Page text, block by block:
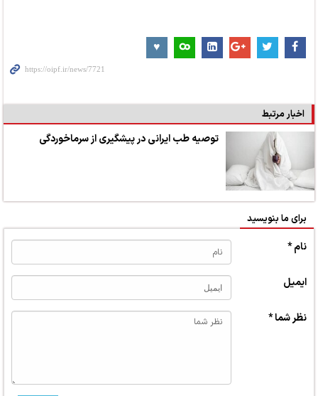
اخبار مرتبط
توصیه‌ طب ایرانی در پیشگیری از سرماخوردگی
برای ما بنویسید
نام *
ایمیل
نظر شما *